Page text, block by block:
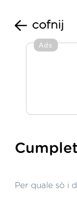
cofnij
Ads
Per quale sò i